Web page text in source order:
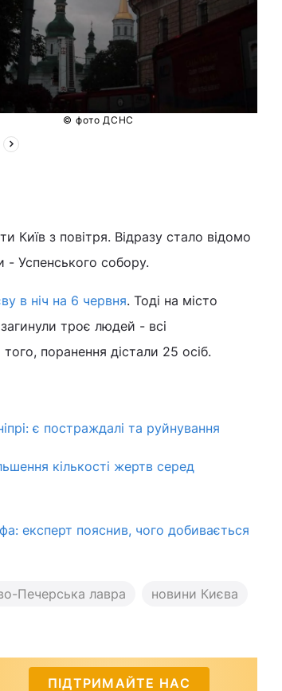
© фото ДСНС
Київ з повітря. Відразу стало відомо
- Успенського собору.
в ніч на 6 червня. Тоді на місто
троє людей - всі
поранення дістали 25 осіб.
є постраждалі та руйнування
кількості жертв серед
експерт пояснив, чого добивається
Печерська лавра
новини Києва
ПІДТРИМАЙТЕ НАС